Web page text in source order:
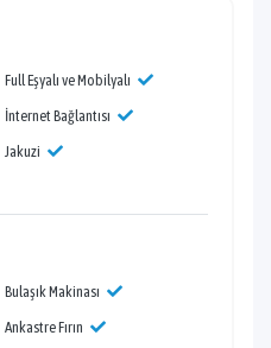
Full Eşyalı ve Mobilyalı
İnternet Bağlantısı
Jakuzi
Bulaşık Makinası
Ankastre Fırın